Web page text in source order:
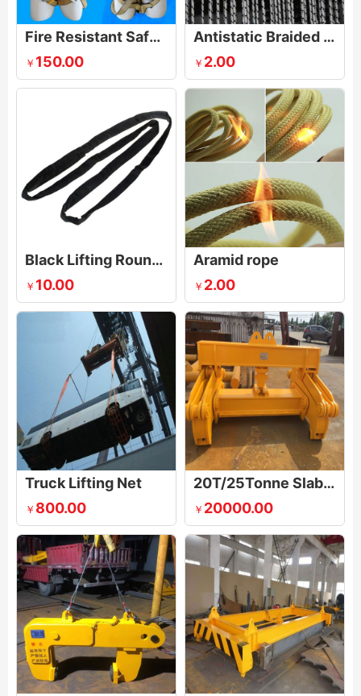
Fire Resistant Safety Harnesses
￥ 150.00
Antistatic Braided Rope for Door Curtain
￥ 2.00
Black Lifting Round Stage Sling
￥ 10.00
Aramid rope
￥ 2.00
Truck Lifting Net
￥ 800.00
20T/25Tonne Slab Billet Tong Lifting Device
￥ 20000.00